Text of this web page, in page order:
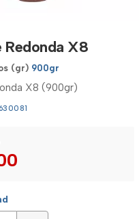
Redonda X8
(gr) 900gr
X8 (900gr)